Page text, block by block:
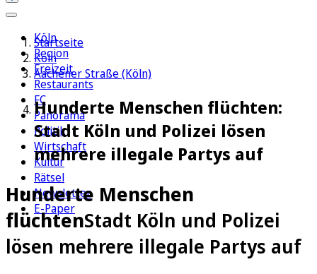
Köln
Region
Freizeit
Restaurants
FC
Panorama
Politik
Wirtschaft
Kultur
Rätsel
Newsletter
E-Paper
Startseite
Köln
Aachener Straße (Köln)
Hunderte Menschen flüchten:
Stadt Köln und Polizei lösen
mehrere illegale Partys auf
Hunderte Menschen
flüchtenStadt Köln und Polizei
lösen mehrere illegale Partys auf